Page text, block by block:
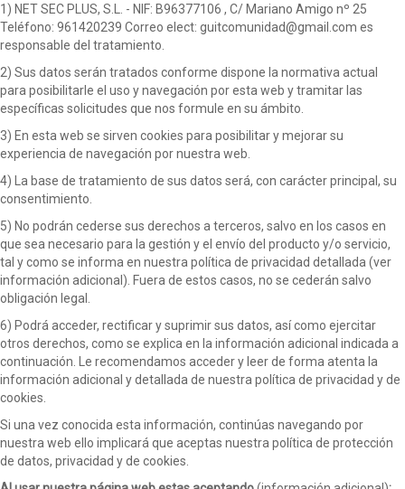
1) NET SEC PLUS, S.L. - NIF: B96377106 , C/ Mariano Amigo nº 25
Teléfono: 961420239 Correo elect: guitcomunidad@gmail.com es
responsable del tratamiento.
2) Sus datos serán tratados conforme dispone la normativa actual
para posibilitarle el uso y navegación por esta web y tramitar las
específicas solicitudes que nos formule en su ámbito.
3) En esta web se sirven cookies para posibilitar y mejorar su
experiencia de navegación por nuestra web.
4) La base de tratamiento de sus datos será, con carácter principal, su
consentimiento.
5) No podrán cederse sus derechos a terceros, salvo en los casos en
que sea necesario para la gestión y el envío del producto y/o servicio,
tal y como se informa en nuestra política de privacidad detallada (ver
información adicional). Fuera de estos casos, no se cederán salvo
obligación legal.
6) Podrá acceder, rectificar y suprimir sus datos, así como ejercitar
otros derechos, como se explica en la información adicional indicada a
continuación. Le recomendamos acceder y leer de forma atenta la
información adicional y detallada de nuestra política de privacidad y de
cookies.
Si una vez conocida esta información, continúas navegando por
nuestra web ello implicará que aceptas nuestra política de protección
de datos, privacidad y de cookies.